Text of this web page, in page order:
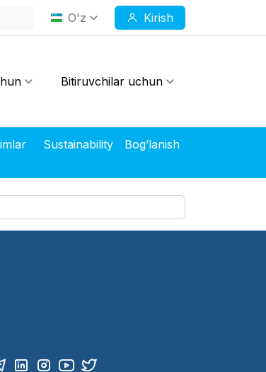
O'z Kirish
Bitiruvchilar uchun
Markazlar va bo'limlar Sustainability Bog’lanish